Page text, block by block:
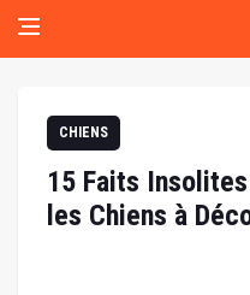
CHIENS
15 Faits
les Chiens à